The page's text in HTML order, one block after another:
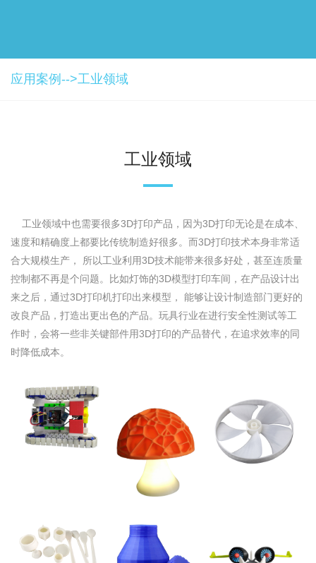
应用案例-->工业领域
工业领域
工业领域中也需要很多3D打印产品，因为3D打印无论是在成本、
速度和精确度上都要比传统制造好很多。而3D打印技术本身非常适
合大规模生产， 所以工业利用3D技术能带来很多好处，甚至连质量
控制都不再是个问题。比如灯饰的3D模型打印车间，在产品设计出
来之后，通过3D打印机打印出来模型， 能够让设计制造部门更好的
改良产品，打造出更出色的产品。玩具行业在进行安全性测试等工
作时，会将一些非关键部件用3D打印的产品替代，在追求效率的同
时降低成本。